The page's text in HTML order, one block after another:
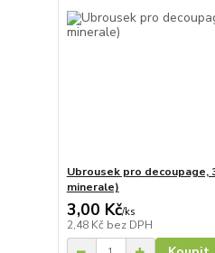
Ubrousek pro decoupage,
minerale)
3,00 Kč/ks
2,48 Kč bez DPH